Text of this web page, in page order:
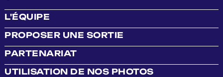
L'ÉQUIPE
PROPOSER UNE SORTIE
PARTENARIAT
UTILISATION DE NOS PHOTOS